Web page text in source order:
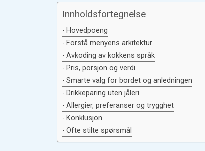
Innholdsfortegnelse
Hovedpoeng
Forstå menyens arkitektur
Avkoding av kokkens språk
Pris, porsjon og verdi
Smarte valg for bordet og anledningen
Drikkeparing uten jåleri
Allergier, preferanser og trygghet
Konklusjon
Ofte stilte spørsmål